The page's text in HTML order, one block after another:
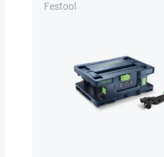
Festool